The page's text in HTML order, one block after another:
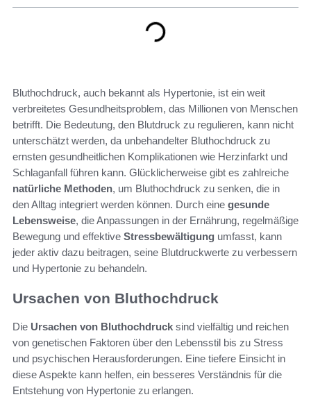
Bluthochdruck, auch bekannt als Hypertonie, ist ein weit
verbreitetes Gesundheitsproblem, das Millionen von Menschen
betrifft. Die Bedeutung, den Blutdruck zu regulieren, kann nicht
unterschätzt werden, da unbehandelter Bluthochdruck zu
ernsten gesundheitlichen Komplikationen wie Herzinfarkt und
Schlaganfall führen kann. Glücklicherweise gibt es zahlreiche
natürliche Methoden, um Bluthochdruck zu senken, die in
den Alltag integriert werden können. Durch eine gesunde
Lebensweise, die Anpassungen in der Ernährung, regelmäßige
Bewegung und effektive Stressbewältigung umfasst, kann
jeder aktiv dazu beitragen, seine Blutdruckwerte zu verbessern
und Hypertonie zu behandeln.
Ursachen von Bluthochdruck
Die Ursachen von Bluthochdruck sind vielfältig und reichen
von genetischen Faktoren über den Lebensstil bis zu Stress
und psychischen Herausforderungen. Eine tiefere Einsicht in
diese Aspekte kann helfen, ein besseres Verständnis für die
Entstehung von Hypertonie zu erlangen.